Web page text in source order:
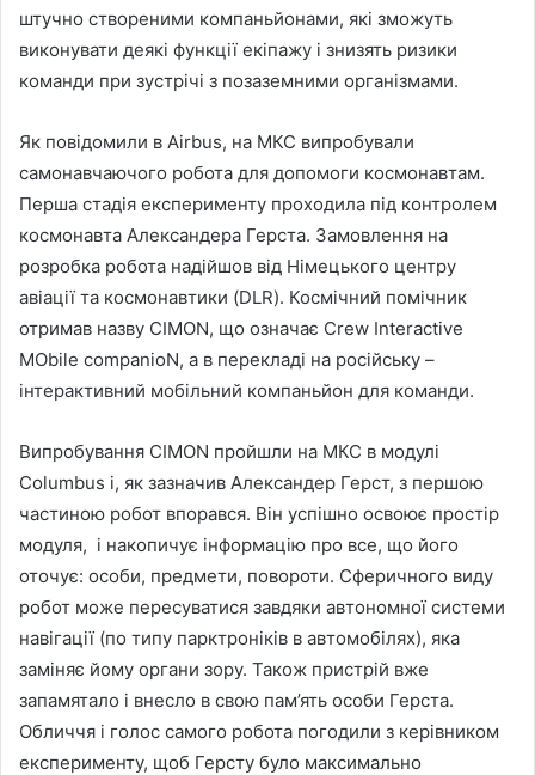
штучно створеними компаньйонами, які зможуть
виконувати деякі функції екіпажу і знизять ризики
команди при зустрічі з позаземними організмами.
Як повідомили в Airbus, на МКС випробували
самонавчаючого робота для допомоги космонавтам.
Перша стадія експерименту проходила під контролем
космонавта Александера Герста. Замовлення на
розробка робота надійшов від Німецького центру
авіації та космонавтики (DLR). Космічний помічник
отримав назву CIMON, що означає Crew Interactive
MObile companioN, а в перекладі на російську –
інтерактивний мобільний компаньйон для команди.
Випробування CIMON пройшли на МКС в модулі
Columbus і, як зазначив Александер Герст, з першою
частиною робот впорався. Він успішно освоює простір
модуля, і накопичує інформацію про все, що його
оточує: особи, предмети, повороти. Сферичного виду
робот може пересуватися завдяки автономної системи
навігації (по типу парктроніків в автомобілях), яка
заміняє йому органи зору. Також пристрій вже
запамятало і внесло в свою пам’ять особи Герста.
Обличчя і голос самого робота погодили з керівником
експерименту, щоб Герсту було максимально